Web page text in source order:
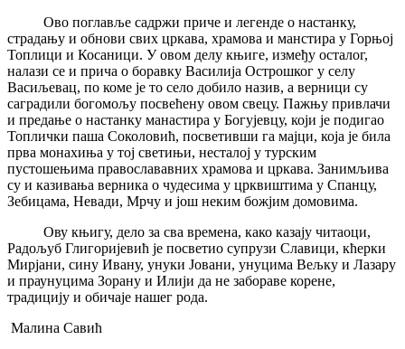
Ово поглавље садржи приче и легенде о настанку,
страдању и обнови свих цркава, храмова и манстира у Горњој
Топлици и Косаници. У овом делу књиге, између осталог,
налази се и прича о боравку Василија Острошког у селу
Васиљевац, по коме је то село добило назив, а верници су
саградили богомољу посвећену овом свецу. Пажњу привлачи
и предање о настанку манастира у Богујевцу, који је подигао
Топлички паша Соколовић, посветивши га мајци, која је била
прва монахиња у тој светињи, несталој у турским
пустошењима православавних храмова и цркава. Занимљива
су и казивања верника о чудесима у црквиштима у Спанцу,
Зебицама, Невади, Мрчу и још неким божјим домовима.
Ову књигу, дело за сва времена, како казају читаоци,
Радољуб Глигоријевић је посветио супрузи Славици, кћерки
Мирјани, сину Ивану, унуки Јовани, унуцима Вељку и Лазару
и праунуцима Зорану и Илији да не забораве корене,
традицију и обичаје нашег рода.
Малина Савић